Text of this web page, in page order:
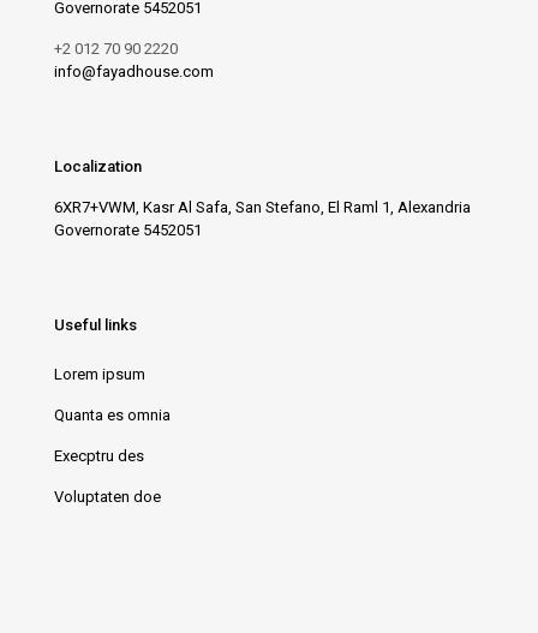
Governorate 5452051
+2 012 70 90 2220
info@fayadhouse.com
Localization
6XR7+VWM, Kasr Al Safa, San Stefano, El Raml 1, Alexandria
Governorate 5452051
Useful links
Lorem ipsum
Quanta es omnia
Execptru des
Voluptaten doe